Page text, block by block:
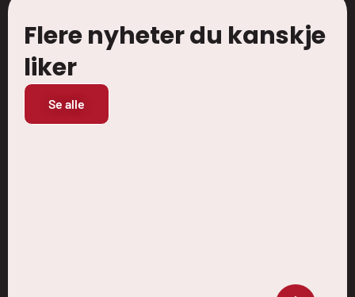
Flere nyheter du kanskje
liker
Se alle